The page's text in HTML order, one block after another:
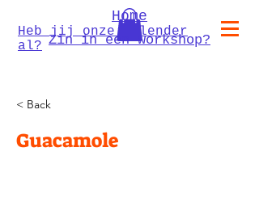
Heb jij onze kalender
al? Zin in een workshop?
Home
< Back
Guacamole